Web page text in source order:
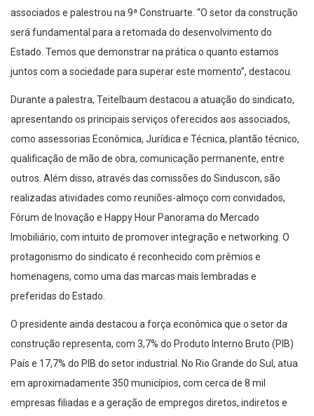
associados e palestrou na 9ª Construarte. “O setor da construção
será fundamental para a retomada do desenvolvimento do
Estado. Temos que demonstrar na prática o quanto estamos
juntos com a sociedade para superar este momento”, destacou.
Durante a palestra, Teitelbaum destacou a atuação do sindicato,
apresentando os principais serviços oferecidos aos associados,
como assessorias Econômica, Jurídica e Técnica, plantão técnico,
qualificação de mão de obra, comunicação permanente, entre
outros. Além disso, através das comissões do Sinduscon, são
realizadas atividades como reuniões-almoço com convidados,
Fórum de Inovação e Happy Hour Panorama do Mercado
Imobiliário, com intuito de promover integração e networking. O
protagonismo do sindicato é reconhecido com prêmios e
homenagens, como uma das marcas mais lembradas e
preferidas do Estado.
O presidente ainda destacou a força econômica que o setor da
construção representa, com 3,7% do Produto Interno Bruto (PIB)
País e 17,7% do PIB do setor industrial. No Rio Grande do Sul, atua
em aproximadamente 350 municípios, com cerca de 8 mil
empresas filiadas e a geração de empregos diretos, indiretos e